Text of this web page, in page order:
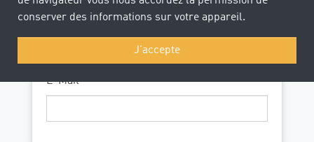
Rétablir le mot de passe
E-Mail
conserver des informations sur votre appareil.
J'accepte